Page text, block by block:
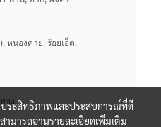
หนองคาย, ร้อยเอ็ด,
อง
ประสิทธิภาพและประสบการณ์ที่ดี
ามารถอ่านรายละเอียดเพิ่มเติม